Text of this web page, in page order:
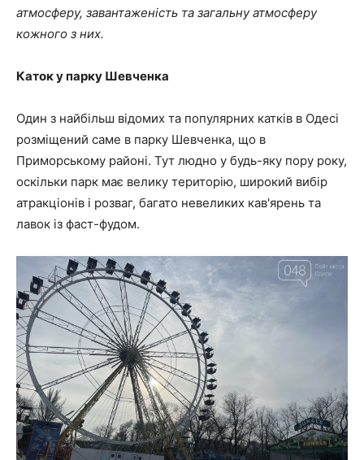
атмосферу, завантаженість та загальну атмосферу
кожного з них.
Каток у парку Шевченка
Один з найбільш відомих та популярних катків в Одесі
розміщений саме в парку Шевченка, що в
Приморському районі. Тут людно у будь-яку пору року,
оскільки парк має велику територію, широкий вибір
атракціонів і розваг, багато невеликих кав'ярень та
лавок із фаст-фудом.